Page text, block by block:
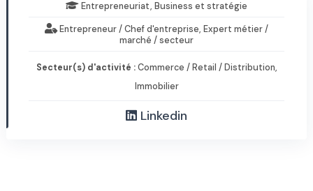
Entrepreneuriat, Business et stratégie
Entrepreneur / Chef d'entreprise, Expert métier /
marché / secteur
Secteur(s) d'activité :Commerce / Retail / Distribution,
Immobilier
Linkedin